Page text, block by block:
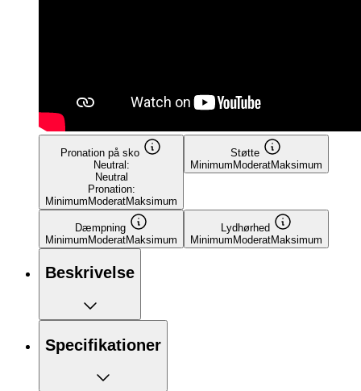
Pronation på sko
Neutral:
Neutral
Pronation:
Minimum ModeratMaksimum
Støtte
Minimum ModeratMaksimum
Dæmpning
Minimum ModeratMaksimum
Lydhørhed
Minimum ModeratMaksimum
Beskrivelse
Specifikationer